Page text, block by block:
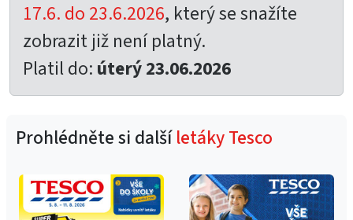
17.6. do 23.6.2026, který se snažíte
zobrazit již není platný.
Platil do: úterý 23.06.2026
Prohlédněte si dalšíletáky Tesco